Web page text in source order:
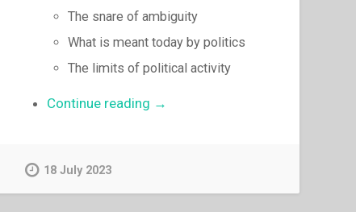
The snare of ambiguity
What is meant today by politics
The limits of political activity
Continue reading “Luigi
→
18 July 2023